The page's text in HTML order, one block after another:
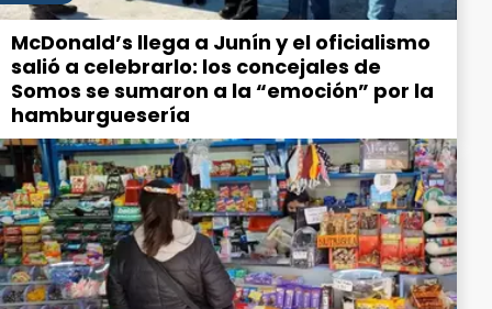
McDonald’s llega a Junín y el oficialismo
salió a celebrarlo: los concejales de
Somos se sumaron a la “emoción” por la
hamburguesería